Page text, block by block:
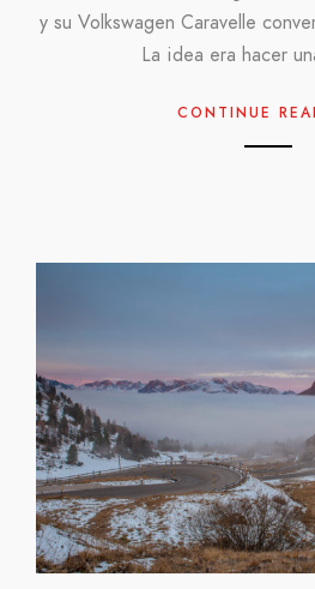
y su Volkswagen Caravelle
La idea era hacer
CONTINUE